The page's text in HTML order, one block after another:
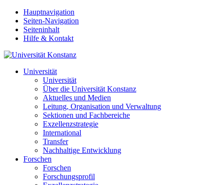
Hauptnavigation
Seiten-Navigation
Seiteninhalt
Hilfe & Kontakt
Universität
Universität
Über die Universität Konstanz
Aktuelles und Medien
Leitung, Organisation und Verwaltung
Sektionen und Fachbereiche
Exzellenzstrategie
International
Transfer
Nachhaltige Entwicklung
Forschen
Forschen
Forschungsprofil